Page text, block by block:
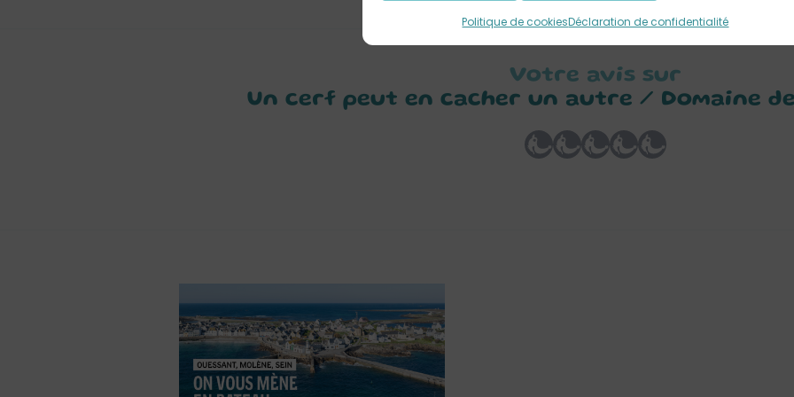
Politique de cookiesDéclaration de confidentialité
Votre avis sur
Un cerf peut en cacher un autre / Domaine